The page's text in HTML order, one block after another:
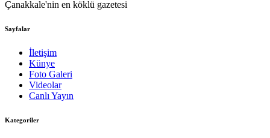
Çanakkale'nin en köklü gazetesi
Sayfalar
İletişim
Künye
Foto Galeri
Videolar
Canlı Yayın
Kategoriler